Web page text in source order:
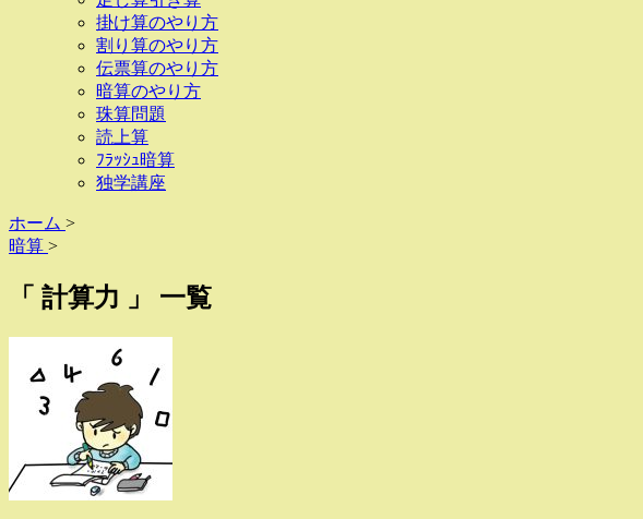
掛け算のやり方
割り算のやり方
伝票算のやり方
暗算のやり方
珠算問題
読上算
ﾌﾗｯｼｭ暗算
独学講座
ホーム >
暗算 >
「 計算力 」 一覧